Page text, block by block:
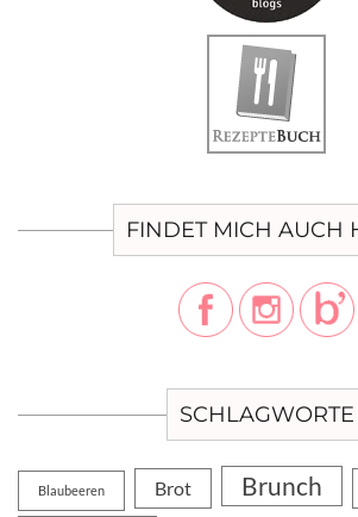
FINDET MICH AUCH
SCHLAGWORTE
Blaubeeren Brot Brunch